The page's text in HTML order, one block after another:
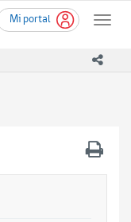
Mi portal
Toggle